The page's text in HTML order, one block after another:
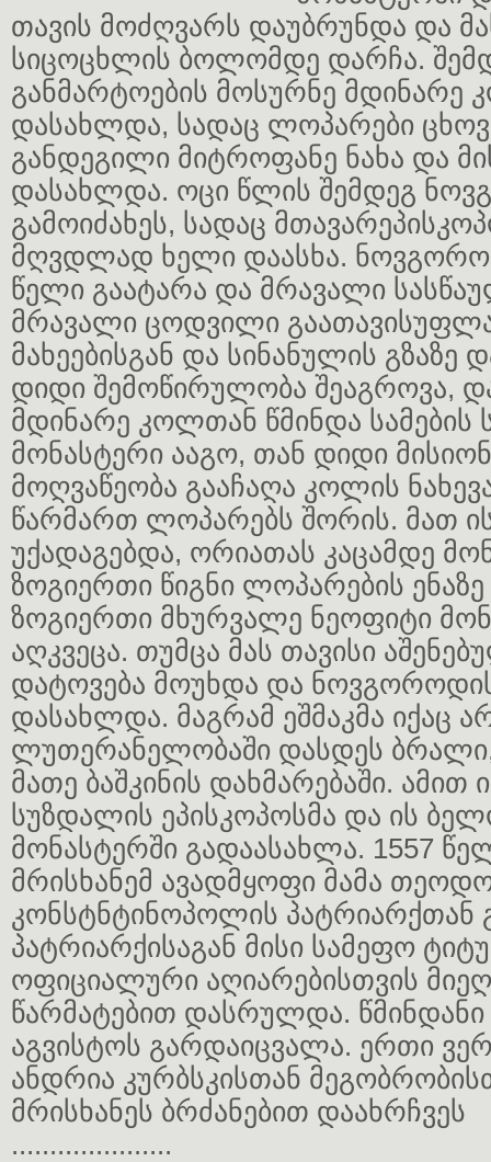
თავის მოძღვარს დაუბრუნდა და
სიცოცხლის ბოლომდე დარჩა.
განმარტოების მოსურნე მდინარე
დასახლდა, სადაც ლოპარები
განდეგილი მიტროფანე ნახა და
დასახლდა. ოცი წლის შემდეგ
გამოიძახეს, სადაც
მღვდლად ხელი დაასხა.
წელი გაატარა და მრავალი
მრავალი ცოდვილი გაათავისუფლა
მახეებისგან და სინანულის გზაზე
დიდი შემოწირულობა შეაგროვა,
მდინარე კოლთან წმინდა სამების
მონასტერი ააგო, თან დიდი
მოღვაწეობა გააჩაღა კოლის
წარმართ ლოპარებს შორის. მათ
უქადაგებდა, ორიათას კაცამდე
ზოგიერთი წიგნი ლოპარების
ზოგიერთი მხურვალე ნეოფიტი
აღკვეცა. თუმცა მას თავისი
დატოვება მოუხდა და
დასახლდა. მაგრამ ეშმაკმა იქაც
ლუთერანელობაში დასდეს ბრალი,
მათე ბაშკინის დახმარებაში. ამით
სუზდალის ეპისკოპოსმა და ის
მონასტერში გადაასახლა. 1557
მრისხანემ ავადმყოფი მამა
კონსტნტინოპოლის პატრიარქთან
პატრიარქისაგან მისი სამეფო
ოფიციალური აღიარებისთვის
წარმატებით დასრულდა. წმინდანი
აგვისტოს გარდაიცვალა. ერთი
ანდრია კურბსკისთან
მრისხანეს ბრძანებით დაახრჩვეს
.....................